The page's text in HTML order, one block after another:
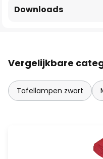
Downloads
Vergelijkbare
Tafellampen zwart